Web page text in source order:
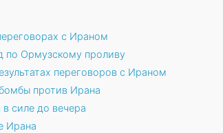
с Ираном
по Ормузскому проливу
переговоров с Ираном
против Ирана
силе до вечера
Ирана